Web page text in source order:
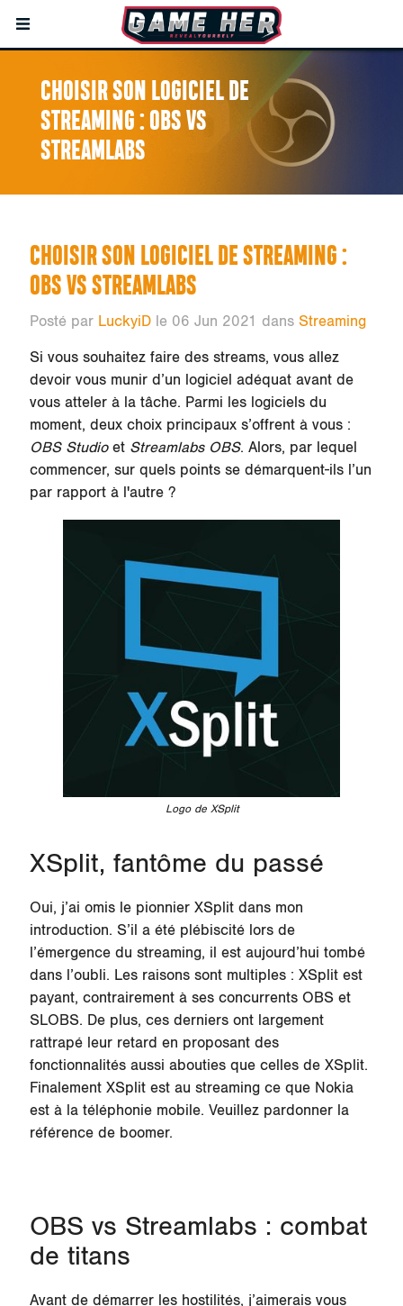
CHOISIR SON LOGICIEL DE
STREAMING : OBS VS
STREAMLABS
CHOISIR SON LOGICIEL DE STREAMING :
OBS VS STREAMLABS
Posté par LuckyiDle 06 Jun 2021 dans Streaming
Si vous souhaitez faire des streams, vous allez
devoir vous munir d’un logiciel adéquat avant de
vous atteler à la tâche. Parmi les logiciels du
moment, deux choix principaux s’offrent à vous :
OBS Studioet Streamlabs OBS. Alors, par lequel
commencer, sur quels points se démarquent-ils l’un
par rapport à l'autre ?
Logo de XSplit
XSplit, fantôme du passé
Oui, j’ai omis le pionnier XSplit dans mon
introduction. S’il a été plébiscité lors de
l’émergence du streaming, il est aujourd’hui tombé
dans l’oubli. Les raisons sont multiples : XSplit est
payant, contrairement à ses concurrents OBS et
SLOBS. De plus, ces derniers ont largement
rattrapé leur retard en proposant des
fonctionnalités aussi abouties que celles de XSplit.
Finalement XSplit est au streaming ce que Nokia
est à la téléphonie mobile. Veuillez pardonner la
référence de boomer.
OBS vs Streamlabs : combat
de titans
Avant de démarrer les hostilités, j’aimerais vous